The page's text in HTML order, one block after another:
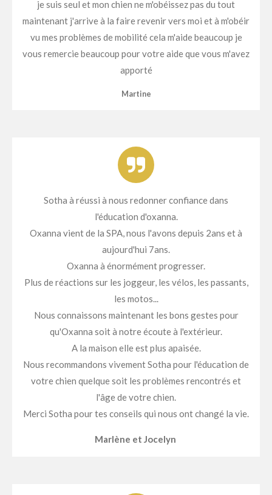
je suis seul et mon chien ne m'obéissez pas du tout
maintenant j'arrive à la faire revenir vers moi et à m'obéir
vu mes problèmes de mobilité cela m'aide beaucoup je
vous remercie beaucoup pour votre aide que vous m'avez
apporté
Martine
Sotha à réussi à nous redonner confiance dans
l'éducation d'oxanna.
Oxanna vient de la SPA, nous l'avons depuis 2ans et à
aujourd'hui 7ans.
Oxanna à énormément progresser.
Plus de réactions sur les joggeur, les vélos, les passants,
les motos...
Nous connaissons maintenant les bons gestes pour
qu'Oxanna soit à notre écoute à l'extérieur.
A la maison elle est plus apaisée.
Nous recommandons vivement Sotha pour l'éducation de
votre chien quelque soit les problèmes rencontrés et
l'âge de votre chien.
Merci Sotha pour tes conseils qui nous ont changé la vie.
Marlène et Jocelyn